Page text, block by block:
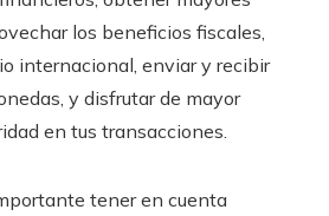
los beneficios fiscales,
internacional, enviar y recibir
y disfrutar de mayor
en tus transacciones.
tener en cuenta